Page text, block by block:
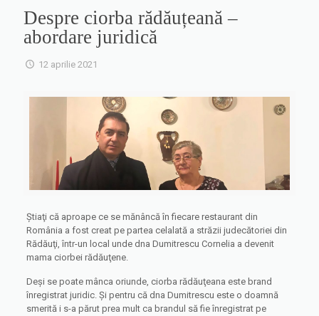
Despre ciorba rădăuțeană –
abordare juridică
12 aprilie 2021
Ştiaţi că aproape ce se mănâncă în fiecare restaurant din
România a fost creat pe partea celalată a străzii judecătoriei din
Rădăuţi, într-un local unde dna Dumitrescu Cornelia a devenit
mama ciorbei rădăuţene.
Deşi se poate mânca oriunde, ciorba rădăuţeana este brand
înregistrat juridic. Şi pentru că dna Dumitrescu este o doamnă
smerită i s-a părut prea mult ca brandul să fie înregistrat pe